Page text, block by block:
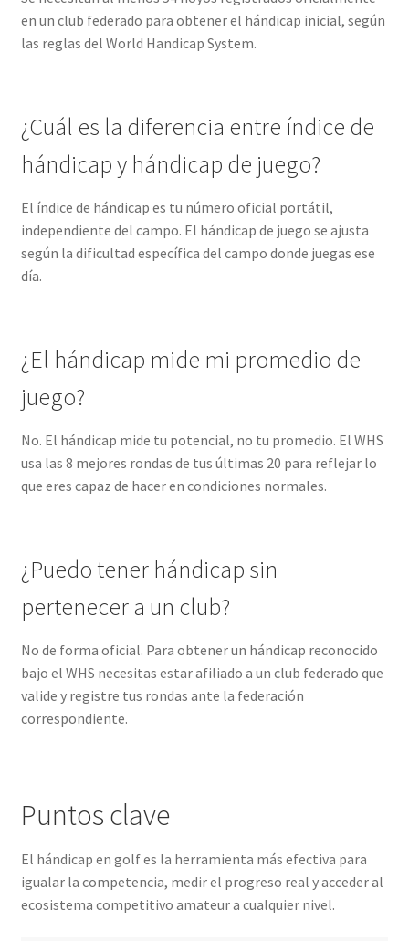
en un club federado para obtener el hándicap inicial, según
las reglas del World Handicap System.
¿Cuál es la diferencia entre índice de
hándicap y hándicap de juego?
El índice de hándicap es tu número oficial portátil,
independiente del campo. El hándicap de juego se ajusta
según la dificultad específica del campo donde juegas ese
día.
¿El hándicap mide mi promedio de
juego?
No. El hándicap mide tu potencial, no tu promedio. El WHS
usa las 8 mejores rondas de tus últimas 20 para reflejar lo
que eres capaz de hacer en condiciones normales.
¿Puedo tener hándicap sin
pertenecer a un club?
No de forma oficial. Para obtener un hándicap reconocido
bajo el WHS necesitas estar afiliado a un club federado que
valide y registre tus rondas ante la federación
correspondiente.
Puntos clave
El hándicap en golf es la herramienta más efectiva para
igualar la competencia, medir el progreso real y acceder al
ecosistema competitivo amateur a cualquier nivel.